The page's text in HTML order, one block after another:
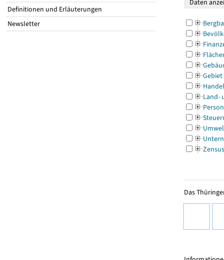
Definitionen und Erläuterungen
Newsletter
Gebiet
Land-
Zensus
Das